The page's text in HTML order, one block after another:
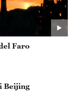
Faro
Beijing